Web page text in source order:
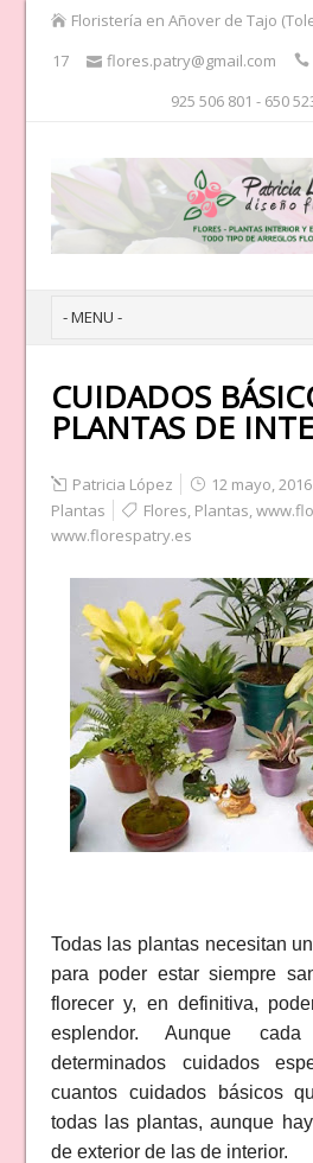
Floristería en Añover de Tajo
17
flores.patry@gmail.com
925 506 801 - 650
CUIDADOS
PLANTAS DE
Patricia López 12 mayo, 2016
Plantas
Flores, Plantas,
www.florespatry.es
Todas las plantas necesitan
para poder estar siempre
florecer y, en definitiva,
esplendor. Aunque
determinados cuidados
cuantos cuidados básicos
todas las plantas, aunque
de exterior de las de interior.